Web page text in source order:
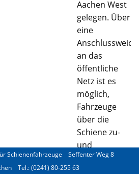
Aachen West
gelegen. Über
eine
an das
öffentliche
Netz ist es
möglich,
Fahrzeuge
über die
Schiene zu-
und
abzuführen.
Die
Schienenfahrzeuge
Seffenter Weg 8
Tel.: (0241) 80-255 63